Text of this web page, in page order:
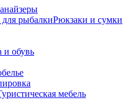
Рюкзаки и сумки
и обувь
мебель